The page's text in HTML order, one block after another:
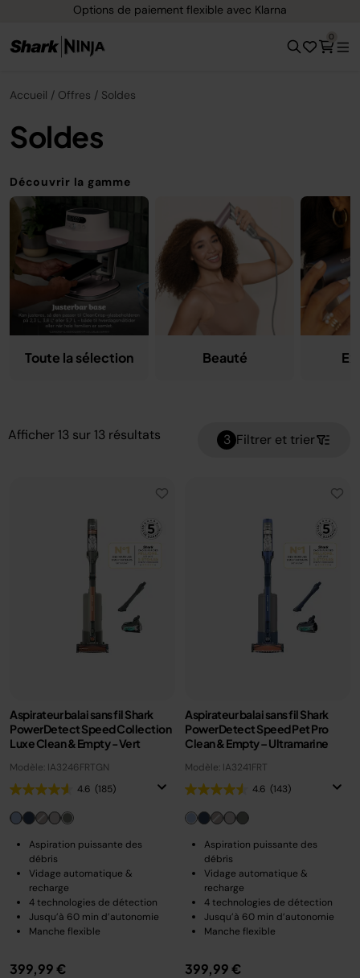
flexible avec Klarna Livraison gratuite
0
Accueil Offres Soldes
Soldes
Découvrir la gamme
Toute la sélection Beauté
Afficher 13 sur 13 résultats 3 Filtrer et trier
Aspirateur balai sans fil Shark
PowerDetect Speed Collection
Luxe Clean & Empty - Vert
Modèle: IA3246FRTGN
4.6 (185)
Aspiration puissante des
débris
Vidage automatique &
recharge
4 technologies de détection
Jusqu’à 60 min d’autonomie
Manche flexible
399,99 €
Aspirateur balai sans fil Shark
PowerDetect Speed Pet Pro
Clean & Empty – Ultramarine
Modèle: IA3241FRT
4.6 (143)
Aspiration puissante des
débris
Vidage automatique &
recharge
4 technologies de détection
Jusqu’à 60 min d’autonomie
Manche flexible
399,99 €